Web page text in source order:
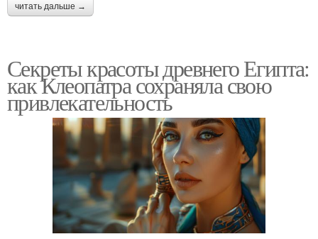
читать дальше →
Секреты красоты древнего Египта:
как Клеопатра сохраняла свою
привлекательность